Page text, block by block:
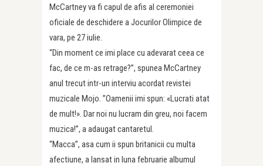
McCartney va fi capul de afis al ceremoniei
oficiale de deschidere a Jocurilor Olimpice de
vara, pe 27 iulie.
“Din moment ce imi place cu adevarat ceea ce
fac, de ce m-as retrage?”, spunea McCartney
anul trecut intr-un interviu acordat revistei
muzicale Mojo. ”Oamenii imi spun: «Lucrati atat
de mult!». Dar noi nu lucram din greu, noi facem
muzica!”, a adaugat cantaretul.
“Macca”, asa cum ii spun britanicii cu multa
afectiune, a lansat in luna februarie albumul